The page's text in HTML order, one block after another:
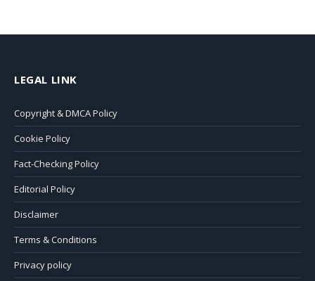
LEGAL LINK
Copyright & DMCA Policy
Cookie Policy
Fact-Checking Policy
Editorial Policy
Disclaimer
Terms & Conditions
Privacy policy